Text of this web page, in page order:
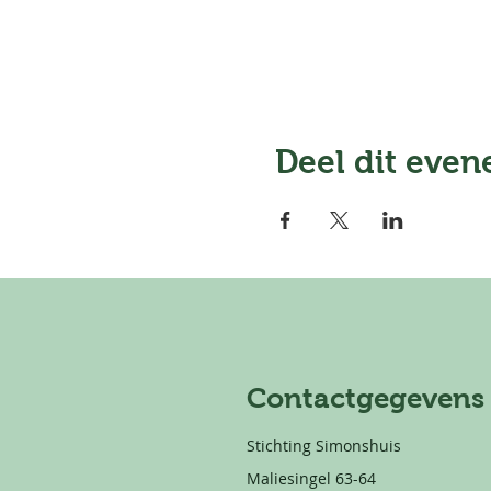
Deel dit
Contactgegevens
Stichting Simonshuis
Maliesingel 63-64